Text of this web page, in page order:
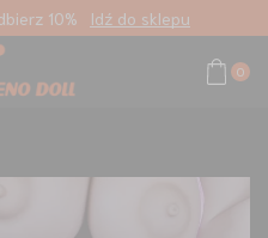
Bezpłatna standardowa wysyłka dla każdego zamówienia
0